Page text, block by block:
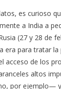
es curioso
a India a
(27 y 28 de
era para tratar
acceso de los
altos
por ejemplo—